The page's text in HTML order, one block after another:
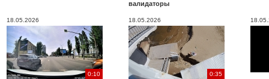
валидаторы
18.05.2026
0:10
18.05.2026
0:35